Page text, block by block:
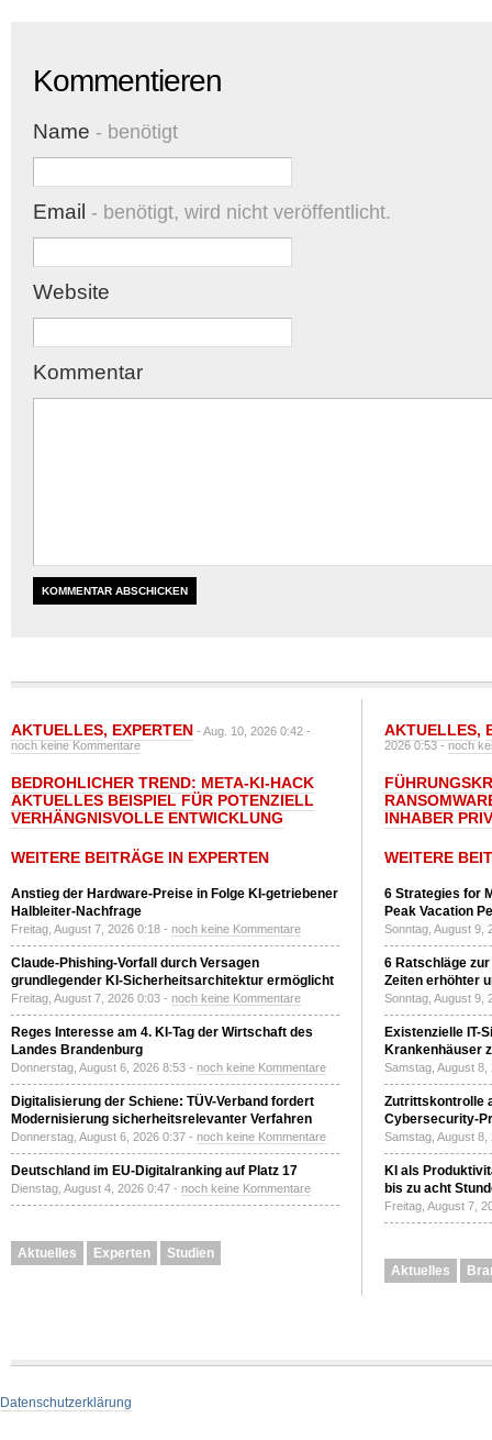
Kommentieren
Name - benötigt
Email - benötigt, wird nicht veröffentlicht.
Website
Kommentar
AKTUELLES, EXPERTEN - Aug. 10, 2026 0:42 -
noch keine Kommentare
BEDROHLICHER TREND: META-KI-HACK
AKTUELLES BEISPIEL FÜR POTENZIELL
VERHÄNGNISVOLLE ENTWICKLUNG
WEITERE BEITRÄGE IN EXPERTEN
Anstieg der Hardware-Preise in Folge KI-getriebener
Halbleiter-Nachfrage
Freitag, August 7, 2026 0:18 - noch keine Kommentare
Claude-Phishing-Vorfall durch Versagen
grundlegender KI-Sicherheitsarchitektur ermöglicht
Freitag, August 7, 2026 0:03 - noch keine Kommentare
Reges Interesse am 4. KI-Tag der Wirtschaft des
Landes Brandenburg
Donnerstag, August 6, 2026 8:53 - noch keine Kommentare
Digitalisierung der Schiene: TÜV-Verband fordert
Modernisierung sicherheitsrelevanter Verfahren
Donnerstag, August 6, 2026 0:37 - noch keine Kommentare
Deutschland im EU-Digitalranking auf Platz 17
Dienstag, August 4, 2026 0:47 - noch keine Kommentare
Aktuelles Experten Studien
AKTUELLES,
2026 0:53 -noch
INHABER
WEITERE
6 Strategies for
Peak Vacation
Sonntag, August 9,
6 Ratschläge
Zeiten erhöhter
Sonntag, August 9,
Existenzielle IT-
Krankenhäuser
Samstag, August
Zutrittskontrolle
Cybersecurity-
Samstag, August
KI als
bis zu acht
Freitag, August 7,
Aktuelles
Datenschutzerklärung